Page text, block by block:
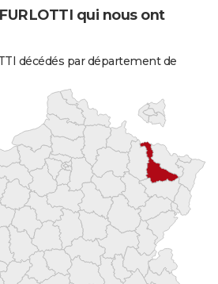
qui nous ont
décédés par département de